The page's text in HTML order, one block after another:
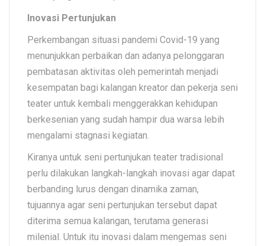
Inovasi Pertunjukan
Perkembangan situasi pandemi Covid-19 yang
menunjukkan perbaikan dan adanya pelonggaran
pembatasan aktivitas oleh pemerintah menjadi
kesempatan bagi kalangan kreator dan pekerja seni
teater untuk kembali menggerakkan kehidupan
berkesenian yang sudah hampir dua warsa lebih
mengalami stagnasi kegiatan.
Kiranya untuk seni pertunjukan teater tradisional
perlu dilakukan langkah-langkah inovasi agar dapat
berbanding lurus dengan dinamika zaman,
tujuannya agar seni pertunjukan tersebut dapat
diterima semua kalangan, terutama generasi
milenial. Untuk itu inovasi dalam mengemas seni